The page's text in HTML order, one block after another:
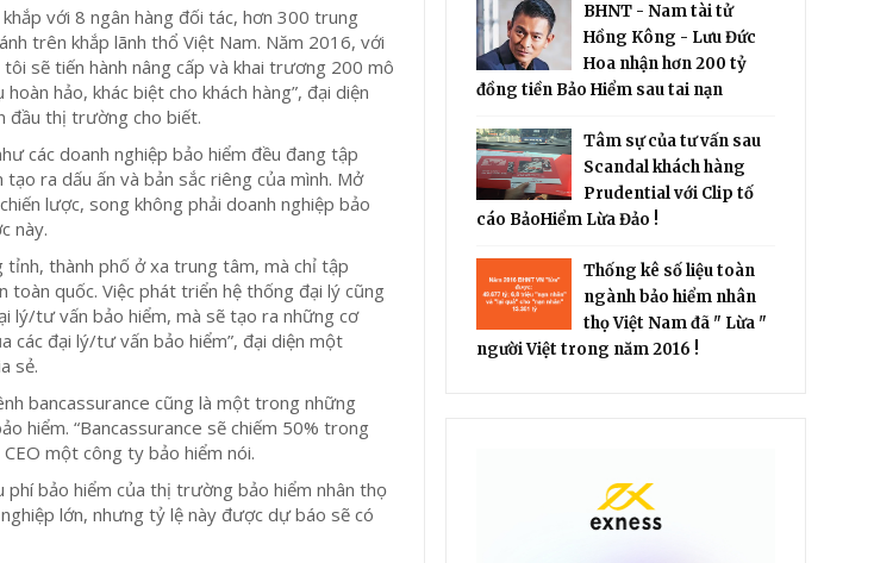
với 8 ngân hàng đối tác, hơn 300 trung
trên khắp lãnh thổ Việt Nam. Năm 2016, với
sẽ tiến hành nâng cấp và khai trương 200 mô
hảo, khác biệt cho khách hàng”, đại diện
đầu thị trường cho biết.
các doanh nghiệp bảo hiểm đều đang tập
ra dấu ấn và bản sắc riêng của mình. Mở
lược, song không phải doanh nghiệp bảo
này.
tỉnh, thành phố ở xa trung tâm, mà chỉ tập
quốc. Việc phát triển hệ thống đại lý cũng
lý/tư vấn bảo hiểm, mà sẽ tạo ra những cơ
các đại lý/tư vấn bảo hiểm”, đại diện một
sẻ.
bancassurance cũng là một trong những
hiểm. “Bancassurance sẽ chiếm 50% trong
một công ty bảo hiểm nói.
phí bảo hiểm của thị trường bảo hiểm nhân thọ
lớn, nhưng tỷ lệ này được dự báo sẽ có
BHNT - Nam tài tử
Hồng Kông - Lưu Đức
Hoa nhận hơn 200 tỷ
đồng tiền Bảo Hiểm sau tai nạn
Tâm sự của tư vấn sau
Scandal khách hàng
Prudential với Clip tố
cáo BảoHiểm Lừa Đảo !
Thống kê số liệu toàn
ngành bảo hiểm nhân
thọ Việt Nam đã " Lừa "
người Việt trong năm 2016 !